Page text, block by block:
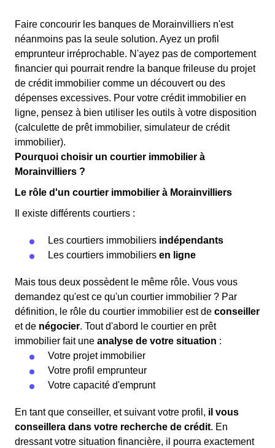
Faire concourir les banques de Morainvilliers n'est
néanmoins pas la seule solution. Ayez un profil
emprunteur irréprochable. N'ayez pas de comportement
financier qui pourrait rendre la banque frileuse du projet
de crédit immobilier comme un découvert ou des
dépenses excessives. Pour votre crédit immobilier en
ligne, pensez à bien utiliser les outils à votre disposition
(calculette de prêt immobilier, simulateur de crédit
immobilier).
Pourquoi choisir un courtier immobilier à
Morainvilliers ?
Le rôle d'un courtier immobilier à Morainvilliers
Il existe différents courtiers :
Les courtiers immobiliers indépendants
Les courtiers immobiliers en ligne
Mais tous deux possèdent le même rôle. Vous vous
demandez qu'est ce qu'un courtier immobilier ? Par
définition, le rôle du courtier immobilier est de conseiller
et de négocier. Tout d'abord le courtier en prêt
immobilier fait une analyse de votre situation :
Votre projet immobilier
Votre profil emprunteur
Votre capacité d'emprunt
En tant que conseiller, et suivant votre profil, il vous
conseillera dans votre recherche de crédit. En
dressant votre situation financière, il pourra exactement